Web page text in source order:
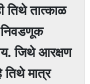
तिथे तात्काळ
निवडणूक
जिथे आरक्षण
मात्र